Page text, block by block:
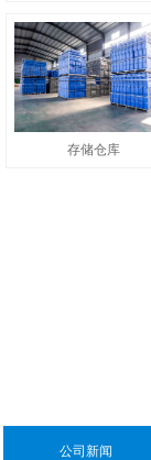
存储仓库
公司新闻